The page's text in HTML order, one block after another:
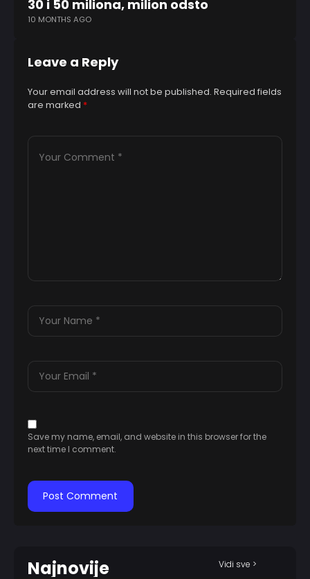
30 i 50 miliona, milion odsto
10 MONTHS AGO
Leave a Reply
Your email address will not be published. Required fields
are marked *
Save my name, email, and website in this browser for the
next time I comment.
Najnovije Vidi sve >